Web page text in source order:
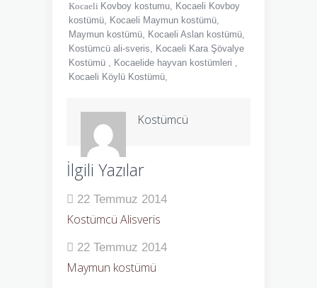
Kocaeli Kovboy kostumu, Kocaeli Kovboy
kostümü, Kocaeli Maymun kostümü,
Maymun kostümü, Kocaeli Aslan kostümü,
Kostümcü ali-sveris, Kocaeli Kara Şövalye
Kostümü , Kocaelide hayvan kostümleri ,
Kocaeli Köylü Kostümü,
Kostümcü
İlgili Yazılar
22 Temmuz 2014
Kostümcü Alisveris
22 Temmuz 2014
Maymun kostümü